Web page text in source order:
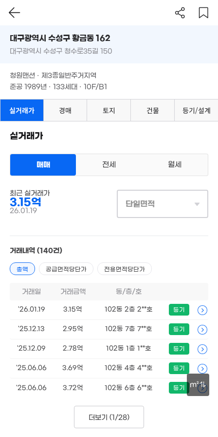
매매 3억 1500만원
/전용 85m²
만
97m²
필터 매물 탐색
대구시 수성구 황금동 162
준공 1989년 · 133세대 · 10F/B1
m²
대구광역시 수성구 황금동 162
대구광역시 수성구 청수로35길 150
청원맨션 · 제3종일반주거지역
준공 1989년 · 133세대 · 10F/B1
실거래가 경매 토지 건물 등기/설계
실거래가
매매 전세 월세
최근 실거래가
3.15억
26.01.19
단일면적
거래내역 (140건)
총액 공급면적당단가 전용면적당단가
거래일 거래금액 동/층/호
'26.01.19 3.15억 102동 2층 2**호 등기
'25.12.13 2.95억 102동 7층 7**호 등기
'25.12.09 2.78억 102동 1층 1**호 등기
'25.06.06 3.69억 102동 4층 4**호 등기
'25.06.06 3.72억 102동 6층 6**호 등기
더보기 (1/28)